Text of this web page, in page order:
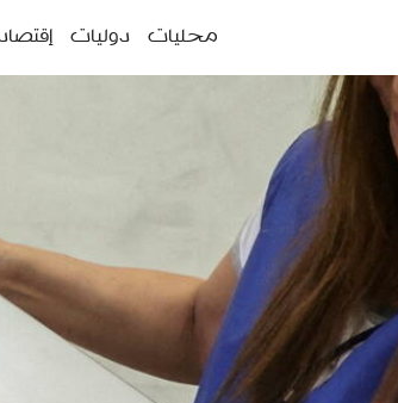
الرئيسية
محليات دوليات